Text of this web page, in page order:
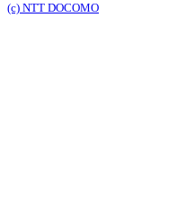
(c) NTT DOCOMO